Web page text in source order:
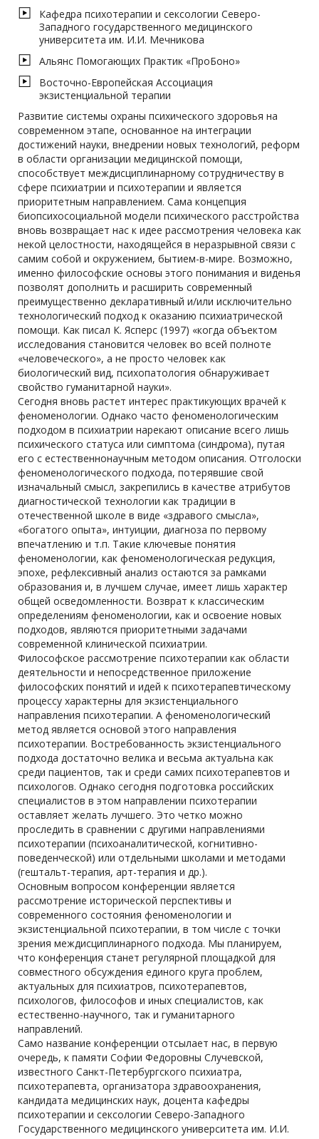
Кафедра психотерапии и сексологии Северо-
Западного государственного медицинского
университета им. И.И. Мечникова
Альянс Помогающих Практик «ПроБоно»
Восточно-Европейская Ассоциация
экзистенциальной терапии
Развитие системы охраны психического здоровья на
современном этапе, основанное на интеграции
достижений науки, внедрении новых технологий, реформ
в области организации медицинской помощи,
способствует междисциплинарному сотрудничеству в
сфере психиатрии и психотерапии и является
приоритетным направлением. Сама концепция
биопсихосоциальной модели психического расстройства
вновь возвращает нас к идее рассмотрения человека как
некой целостности, находящейся в неразрывной связи с
самим собой и окружением, бытием-в-мире. Возможно,
именно философские основы этого понимания и виденья
позволят дополнить и расширить современный
преимущественно декларативный и/или исключительно
технологический подход к оказанию психиатрической
помощи. Как писал К. Ясперс (1997) «когда объектом
исследования становится человек во всей полноте
«человеческого», а не просто человек как
биологический вид, психопатология обнаруживает
свойство гуманитарной науки».
Сегодня вновь растет интерес практикующих врачей к
феноменологии. Однако часто феноменологическим
подходом в психиатрии нарекают описание всего лишь
психического статуса или симптома (синдрома), путая
его с естественнонаучным методом описания. Отголоски
феноменологического подхода, потерявшие свой
изначальный смысл, закрепились в качестве атрибутов
диагностической технологии как традиции в
отечественной школе в виде «здравого смысла»,
«богатого опыта», интуиции, диагноза по первому
впечатлению и т.п. Такие ключевые понятия
феноменологии, как феноменологическая редукция,
эпохе, рефлексивный анализ остаются за рамками
образования и, в лучшем случае, имеет лишь характер
общей осведомленности. Возврат к классическим
определениям феноменологии, как и освоение новых
подходов, являются приоритетными задачами
современной клинической психиатрии.
Философское рассмотрение психотерапии как области
деятельности и непосредственное приложение
философских понятий и идей к психотерапевтическому
процессу характерны для экзистенциального
направления психотерапии. А феноменологический
метод является основой этого направления
психотерапии. Востребованность экзистенциального
подхода достаточно велика и весьма актуальна как
среди пациентов, так и среди самих психотерапевтов и
психологов. Однако сегодня подготовка российских
специалистов в этом направлении психотерапии
оставляет желать лучшего. Это четко можно
проследить в сравнении с другими направлениями
психотерапии (психоаналитической, когнитивно-
поведенческой) или отдельными школами и методами
(гештальт-терапия, арт-терапия и др.).
Основным вопросом конференции является
рассмотрение исторической перспективы и
современного состояния феноменологии и
экзистенциальной психотерапии, в том числе с точки
зрения междисциплинарного подхода. Мы планируем,
что конференция станет регулярной площадкой для
совместного обсуждения единого круга проблем,
актуальных для психиатров, психотерапевтов,
психологов, философов и иных специалистов, как
естественно-научного, так и гуманитарного
направлений.
Само название конференции отсылает нас, в первую
очередь, к памяти Софии Федоровны Случевской,
известного Санкт-Петербургского психиатра,
психотерапевта, организатора здравоохранения,
кандидата медицинских наук, доцента кафедры
психотерапии и сексологии Северо-Западного
Государственного медицинского университета им. И.И.